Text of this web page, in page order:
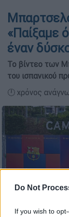
Do Not
If you wish to
«Παίξαμε
έναν
Το βίντεο των
του ισπανικού
🕛 χρόνος